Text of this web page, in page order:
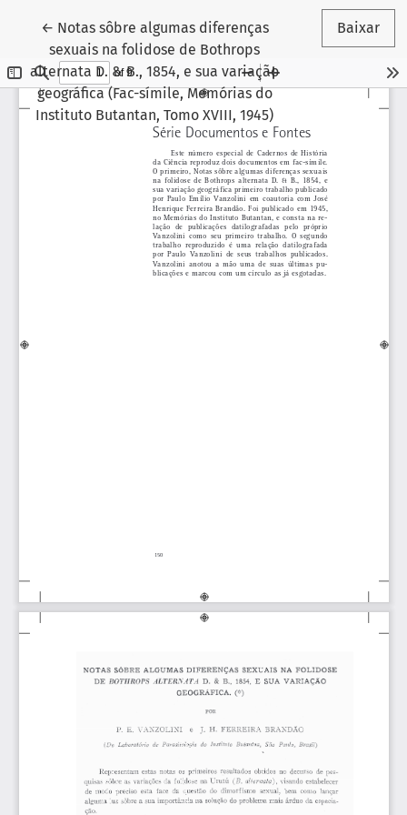
← Voltar aos Detalhes do Artigo
Notas sôbre algumas diferenças
sexuais na folidose de Bothrops
alternata D. & B., 1854, e sua variação
geográfica (Fac-símile, Memórias do
Instituto Butantan, Tomo XVIII, 1945)
Baixar